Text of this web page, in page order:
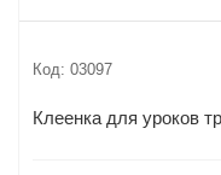
Код: 03097
Клеенка для уроков